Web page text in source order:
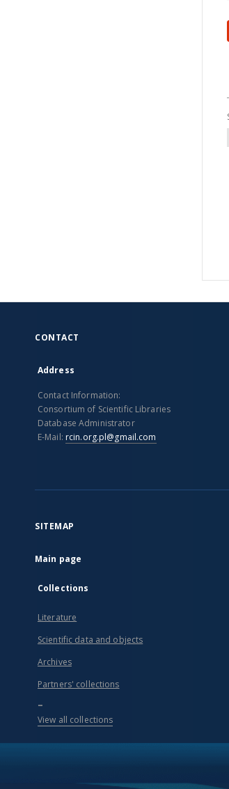
CONTACT
Address
Contact Information:
Consortium of Scientific Libraries
Database Administrator
E-Mail: rcin.org.pl@gmail.com
SITEMAP
Main page
Collections
Literature
Scientific data and objects
Archives
Partners' collections
...
View all collections